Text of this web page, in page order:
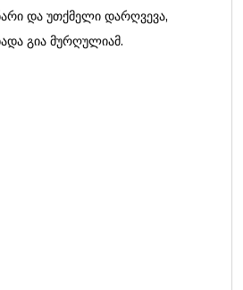
და უთქმელი დარღვევა,
გია მურღულიამ.